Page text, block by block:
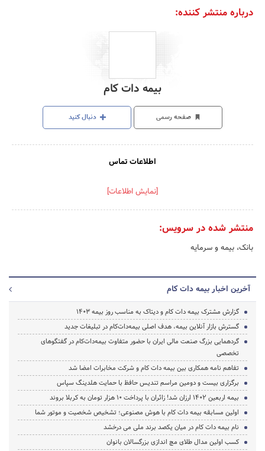
درباره منتشر کننده:
بیمه دات کام
صفحه رسمی دنبال کنید
اطلاعات تماس
[نمایش اطلاعات]
منتشر شده در سرویس:
بانک، بیمه و سرمایه
آخرین اخبار بیمه دات کام
گزارش مشترک بیمه دات کام و دیتاک به مناسب روز بیمه 1403
گسترش بازار آنلاین بیمه، هدف اصلی بیمه‌دات‌کام در تبلیغات جدید
گردهمایی بزرگ صنعت مالی ایران با حضور متفاوت بیمه‌دات‌کام در گفتگوهای
تخصصی
تفاهم نامه همکاری بین بیمه دات کام و شرکت مخابرات امضا شد
برگزاری بیست و دومین مراسم تندیس حافظ با حمایت هلدینگ سپاس
بیمه اربعین 1402 ارزان شد! زائران با پرداخت 10 هزار تومان به کربلا بروند
اولین مسابقه بیمه دات کام با هوش مصنوعی؛ تشخیص شخصیت و موتور شما
نام بیمه دات کام در میان یکصد برند ملی می درخشد
کسب اولین مدال طلای مچ اندازی بزرگسالان بانوان